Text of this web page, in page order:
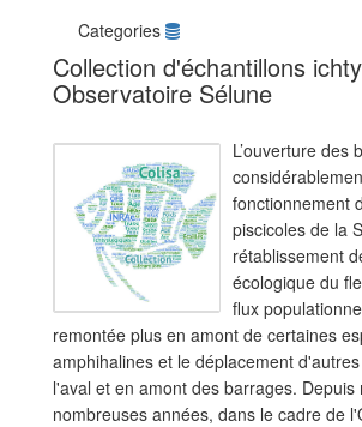
Categories
Collection d'échantillons
Observatoire Sélune
L’ouverture des
fonctionnement
piscicoles de la
rétablissement
écologique du
flux
remontée plus en amont de certaines
amphihalines et le déplacement
l'aval et en amont des barrages. Depuis
nombreuses années, dans le cadre de